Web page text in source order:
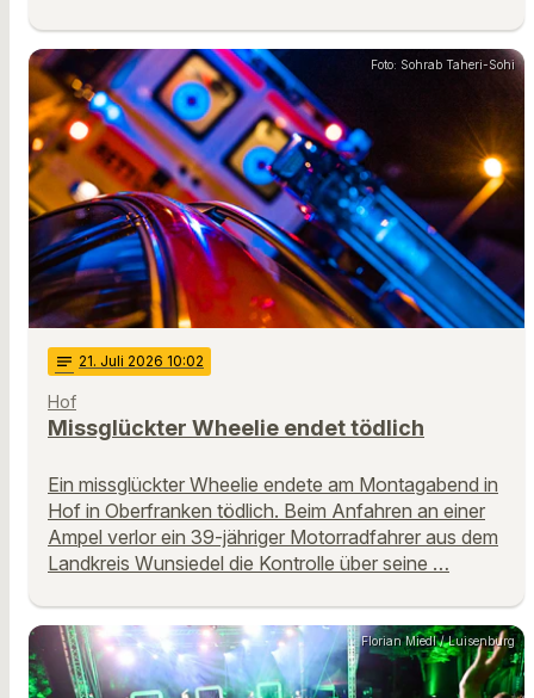
Foto: Sohrab Taheri-Sohi
notes 21. Juli 2026 10:02
Hof
Missglückter Wheelie endet tödlich
Ein missglückter Wheelie endete am Montagabend in
Hof in Oberfranken tödlich. Beim Anfahren an einer
Ampel verlor ein 39-jähriger Motorradfahrer aus dem
Landkreis Wunsiedel die Kontrolle über seine …
Florian Miedl / Luisenburg